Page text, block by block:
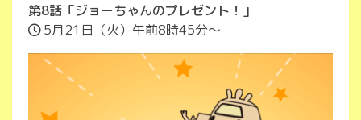
第8話 「ジョーちゃんのプレゼント！」
5月21日（火）午前8時45分〜